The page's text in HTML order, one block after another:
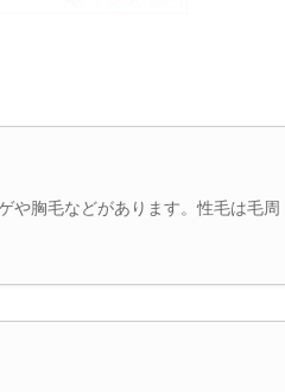
や胸毛などがあります。性毛は毛周